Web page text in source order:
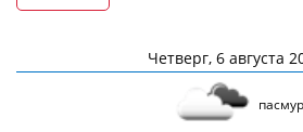
Четверг, 6 августа